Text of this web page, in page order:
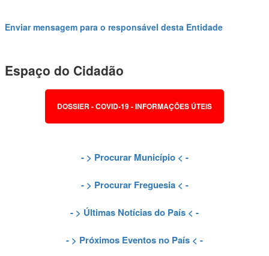
Enviar mensagem para o responsável desta Entidade
Espaço do Cidadão
DOSSIER - COVID-19 - INFORMAÇÕES ÚTEIS
- > Procurar Município< -
- > Procurar Freguesia< -
- > Últimas Notícias do País < -
- > Próximos Eventos no País < -